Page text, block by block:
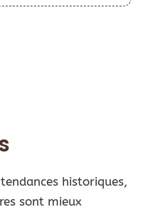
historiques,
sont mieux